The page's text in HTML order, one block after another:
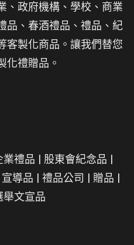
、政府機構、學校、商業
品、春酒禮品、禮品、紀
客製化商品。讓我們替您
化禮贈品。
業禮品 | 股東會紀念品 |
宣導品 | 禮品公司 | 贈品 |
舉文宣品